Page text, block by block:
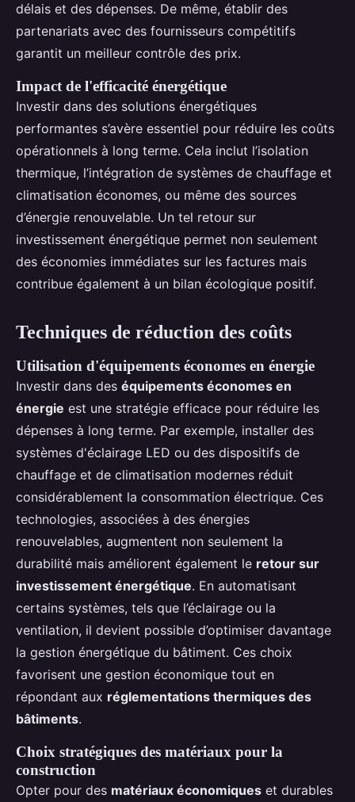
délais et des dépenses. De même, établir des
partenariats avec des fournisseurs compétitifs
garantit un meilleur contrôle des prix.
Impact de l'efficacité énergétique
Investir dans des solutions énergétiques
performantes s’avère essentiel pour réduire les coûts
opérationnels à long terme. Cela inclut l’isolation
thermique, l’intégration de systèmes de chauffage et
climatisation économes, ou même des sources
d’énergie renouvelable. Un tel retour sur
investissement énergétique permet non seulement
des économies immédiates sur les factures mais
contribue également à un bilan écologique positif.
Techniques de réduction des coûts
Utilisation d'équipements économes en énergie
Investir dans des équipements économes en
énergie est une stratégie efficace pour réduire les
dépenses à long terme. Par exemple, installer des
systèmes d'éclairage LED ou des dispositifs de
chauffage et de climatisation modernes réduit
considérablement la consommation électrique. Ces
technologies, associées à des énergies
renouvelables, augmentent non seulement la
durabilité mais améliorent également le retour sur
investissement énergétique. En automatisant
certains systèmes, tels que l’éclairage ou la
ventilation, il devient possible d’optimiser davantage
la gestion énergétique du bâtiment. Ces choix
favorisent une gestion économique tout en
répondant aux réglementations thermiques des
bâtiments.
Choix stratégiques des matériaux pour la
construction
Opter pour des matériaux économiques et durables